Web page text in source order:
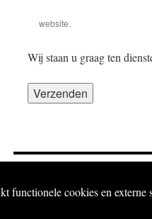
functionele cookies en externe
website.
Wij staan u graag ten
Home